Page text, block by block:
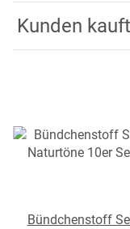
Kunden
Bündchenstoff